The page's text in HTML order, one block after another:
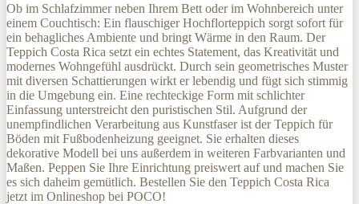
Ob im Schlafzimmer neben Ihrem Bett oder im Wohnbereich unter
einem Couchtisch: Ein flauschiger Hochflorteppich sorgt sofort für
ein behagliches Ambiente und bringt Wärme in den Raum. Der
Teppich Costa Rica setzt ein echtes Statement, das Kreativität und
modernes Wohngefühl ausdrückt. Durch sein geometrisches Muster
mit diversen Schattierungen wirkt er lebendig und fügt sich stimmig
in die Umgebung ein. Eine rechteckige Form mit schlichter
Einfassung unterstreicht den puristischen Stil. Aufgrund der
unempfindlichen Verarbeitung aus Kunstfaser ist der Teppich für
Böden mit Fußbodenheizung geeignet. Sie erhalten dieses
dekorative Modell bei uns außerdem in weiteren Farbvarianten und
Maßen. Peppen Sie Ihre Einrichtung preiswert auf und machen Sie
es sich daheim gemütlich. Bestellen Sie den Teppich Costa Rica
jetzt im Onlineshop bei POCO!